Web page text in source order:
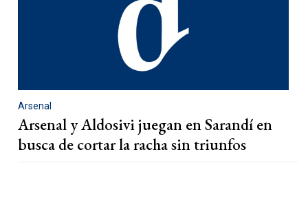
Arsenal
Arsenal y Aldosivi juegan en Sarandí en
busca de cortar la racha sin triunfos